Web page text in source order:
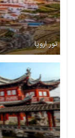
تور اروپا